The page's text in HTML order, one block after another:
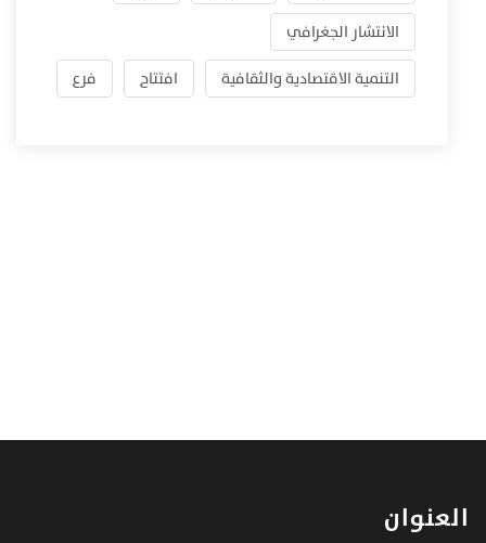
الانتشار الجغرافي
التنمية الاقتصادية والثقافية
افتتاح فرع
العنوان